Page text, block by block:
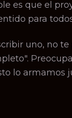
es que el
para
uno, no
lo armamos